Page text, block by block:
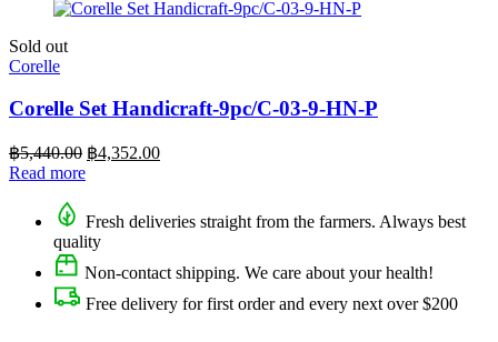
Sold out
Corelle
Corelle Set Handicraft-9pc/C-03-9-HN-P
฿5,440.00 ฿4,352.00
Read more
Fresh deliveries straight from the farmers. Always best
quality
Non-contact shipping. We care about your health!
Free delivery for first order and every next over $200